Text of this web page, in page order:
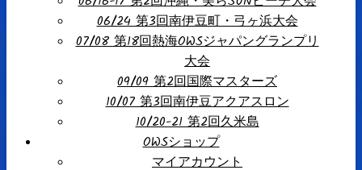
06/24 第3回南伊豆町・弓ヶ浜大会
07/08 第18回熱海OWSジャパングランプリ
大会
09/09 第2回国際マスターズ
10/07 第3回南伊豆アクアスロン
10/20-21 第2回久米島
OWSショップ
マイアカウント